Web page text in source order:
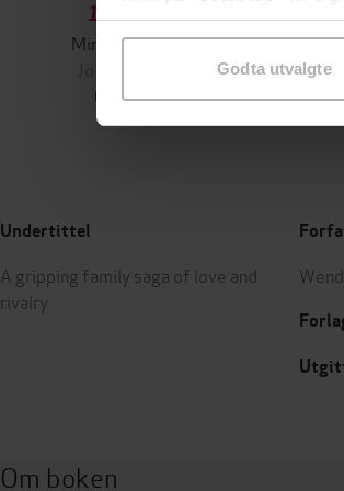
samtykke til spesifikke
Godta utvalgte
199,-
Minnesota
EBOK
Undertittel
A gripping family saga of love and
rivalry
Om boken